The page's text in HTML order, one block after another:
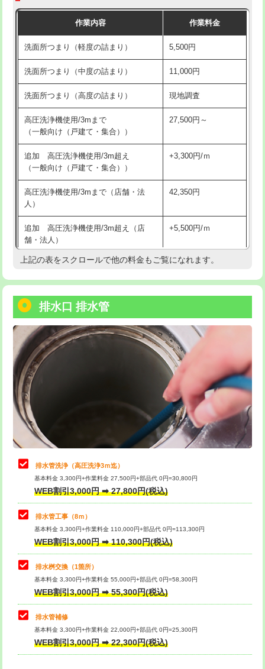
モルタル補修（厚さ10㎝まで） 27,500円
モルタル補修（厚さ10㎝超え） 38,500円
洗面台設置 38,500円
バスタブ設置 現場見積
追加人工 16,500円
廃棄・処分
※給水管工事は20mmまでの価格です。
交換・取付（その他部品） 11,000円+材料費
持込商品取付（単水栓） 13,200円
持込商品取付（混合水栓） 16,500円
持込商品取付（浄水器・分岐水栓） 16,500円
給水管工事※（ホール加工) 16,500円
給水管工事※（バンド止め)
給水管工事※（支持金具設置) 5,500円
給水管工事※（保温材使用（バンド止
め込み）)
5,500円
給水管工事※（土の掘削・埋め戻し作
業)
11,000円
給水管工事※（塩ビ管（VP・HI）使
用/3ｍまで)
用（追加）/3ｍ超え)
給水管工事※（ライニング鋼管・銅
管・ポリ管・HT管使用/3ｍまで)
44,000円
給水管工事※（ライニング鋼管・銅
管・ポリ管・HT管使用/3ｍ超え)
+8,800円
排水管工事（土の掘削・埋め戻し作
業）
11,000円~
排水管工事（排水管工事/3ｍまで） 55,000円
排水管工事（追加 排水管工事/3ｍ超
え）
マス交換（土の掘削・埋め戻し作業）
マス交換（深さ50㎝未満）
マス交換（深さ50㎝以上） 66,000円
コンクリート斫り（厚さ10㎝まで）
コンクリート斫り（厚さ10㎝超え）
モルタル補修（厚さ10㎝まで）
モルタル補修（厚さ10㎝超え）
作業内容 作業料金
洗面所つまり（軽度の詰まり） 5,500円
洗面所つまり（中度の詰まり） 11,000円
洗面所つまり（高度の詰まり） 現地調査
高圧洗浄機使用/3mまで
（一般向け（戸建て・集合））
27,500円～
追加 高圧洗浄機使用/3m超え
（一般向け（戸建て・集合））
+3,300円/ｍ
高圧洗浄機使用/3mまで（店舗・法
人）
42,350円
追加 高圧洗浄機使用/3m超え（店
舗・法人）
+5,500円/ｍ
高度高圧洗浄換 現地調査
トーラー機使用/3mまで
追加トーラー機使用/3m超え +3,300円
カメラ調査 33,000円
桝清掃 8,800円
止水・漏水調査・防水処理・清掃・修
理・調整・分解・加工など（軽作業）
11,000円
止水・漏水調査・防水処理・清掃・修
理・調整・分解・加工など（中作業）
22,000円
止水・漏水調査・防水処理・清掃・修
理・調整・分解・加工など（重作業）
33,000円
その他部品の脱着
交換・取付（タンク） 22,000円+材料費
交換・取付(単水栓（壁付・デッキ
式）)
交換・取付(混合水栓（壁付・デッキ
式・ワンホール）)
16,500円+材料費
交換・取付(排水栓・排水トラップ
上記の表をスクロールで他の料金もご覧になれます。
排水口 排水管
排水管洗浄（高圧洗浄3ｍ迄）
基本料金 3,300円+作業料金 27,500円+部品代 0円=30,800円
WEB割引3,000円 ➡ 27,800円(税込)
排水管工事（8ｍ）
基本料金 3,300円+作業料金 110,000円+部品代 0円=113,300円
WEB割引3,000円 ➡ 110,300円(税込)
排水桝交換（1箇所）
基本料金 3,300円+作業料金 55,000円+部品代 0円=58,300円
WEB割引3,000円 ➡ 55,300円(税込)
排水管補修
基本料金 3,300円+作業料金 22,000円+部品代 0円=25,300円
WEB割引3,000円 ➡ 22,300円(税込)